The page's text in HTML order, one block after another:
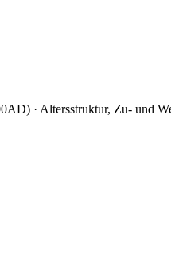
· Altersstruktur, Zu- und